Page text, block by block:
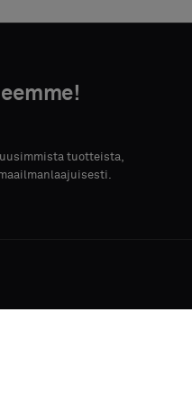
tuotteista,